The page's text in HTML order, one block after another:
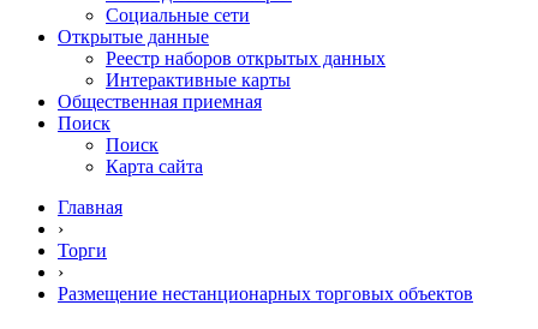
Социальные сети
Открытые данные
Реестр наборов открытых данных
Интерактивные карты
Общественная приемная
Поиск
Поиск
Карта сайта
Главная
›
Торги
›
Размещение нестанционарных торговых объектов